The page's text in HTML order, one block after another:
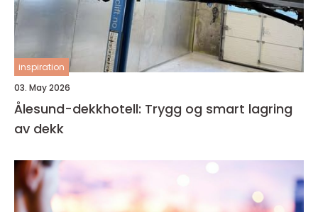
inspiration
03. May 2026
Ålesund-dekkhotell: Trygg og smart lagring
av dekk